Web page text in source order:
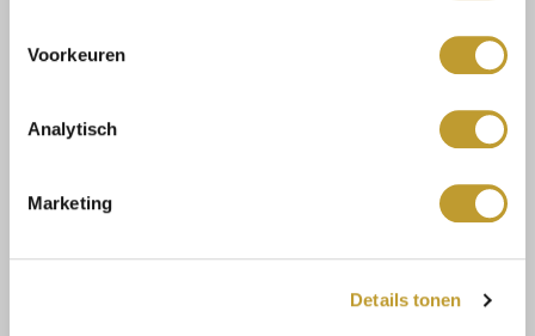
Voorkeuren
Analytisch
Marketing
Details tonen
Versandkosten und